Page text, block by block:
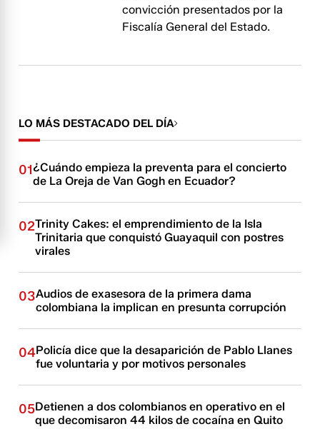
convicción presentados por la
Fiscalía General del Estado.
LO MÁS DESTACADO DEL DÍA
01¿Cuándo empieza la preventa para el concierto
de La Oreja de Van Gogh en Ecuador?
02Trinity Cakes: el emprendimiento de la Isla
Trinitaria que conquistó Guayaquil con postres
virales
03Audios de exasesora de la primera dama
colombiana la implican en presunta corrupción
04Policía dice que la desaparición de Pablo Llanes
fue voluntaria y por motivos personales
05Detienen a dos colombianos en operativo en el
que decomisaron 44 kilos de cocaína en Quito